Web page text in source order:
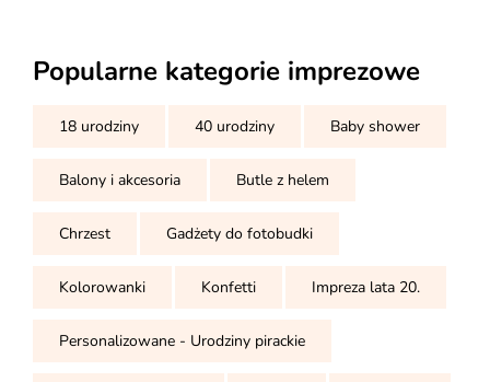
Popularne kategorie imprezowe
18 urodziny 40 urodziny Baby shower
Balony i akcesoria Butle z helem
Chrzest Gadżety do fotobudki
Kolorowanki Konfetti Impreza lata 20.
Personalizowane - Urodziny pirackie